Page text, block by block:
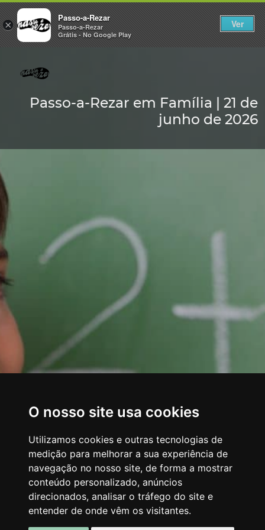
O nosso site usa cookies
Utilizamos cookies e outras tecnologias de
medição para melhorar a sua experiência de
navegação no nosso site, de forma a mostrar
conteúdo personalizado, anúncios
direcionados, analisar o tráfego do site e
entender de onde vêm os visitantes.
×
Passo-a-Rezar
Passo-a-Rezar
Grátis - No Google Play
Ver
Passo-a-Rezar em Família | 21 de
junho de 2026